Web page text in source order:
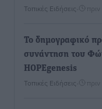
Τοπικές Ειδήσεις πριν
To δημογραφικό
συνάντηση του
HOPEgenesis
Τοπικές Ειδήσεις πριν